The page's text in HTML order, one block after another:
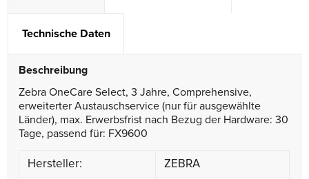
Technische Daten
Beschreibung
Zebra OneCare Select, 3 Jahre, Comprehensive,
erweiterter Austauschservice (nur für ausgewählte
Länder), max. Erwerbsfrist nach Bezug der Hardware: 30
Tage, passend für: FX9600
Hersteller:
ZEBRA